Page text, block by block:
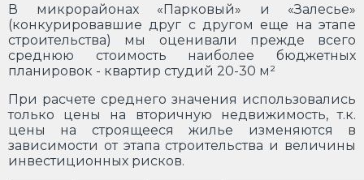
В микрорайонах «Парковый» и «Залесье»
(конкурировавшие друг с другом еще на этапе
строительства) мы оценивали прежде всего
среднюю стоимость наиболее бюджетных
планировок - квартир студий 20-30 м²
При расчете среднего значения использовались
только цены на вторичную недвижимость, т.к.
цены на строящееся жилье изменяются в
зависимости от этапа строительства и величины
инвестиционных рисков.